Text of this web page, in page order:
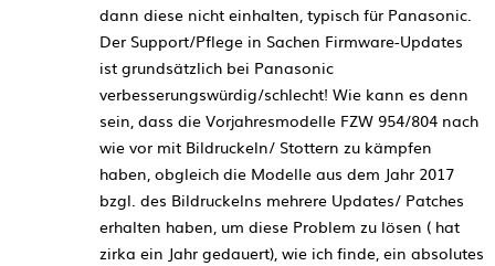
dann diese nicht einhalten, typisch für Panasonic.
Der Support/Pflege in Sachen Firmware-Updates
ist grundsätzlich bei Panasonic
verbesserungswürdig/schlecht! Wie kann es denn
sein, dass die Vorjahresmodelle FZW 954/804 nach
wie vor mit Bildruckeln/ Stottern zu kämpfen
haben, obgleich die Modelle aus dem Jahr 2017
bzgl. des Bildruckelns mehrere Updates/ Patches
erhalten haben, um diese Problem zu lösen ( hat
zirka ein Jahr gedauert), wie ich finde, ein absolutes